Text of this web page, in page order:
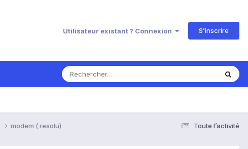
Utilisateur existant ? Connexion S’inscrire
Toute l’activité
modem ( resolu)